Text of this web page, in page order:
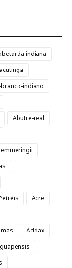
indiana
indiano
Abutre-real
Acre
Addax